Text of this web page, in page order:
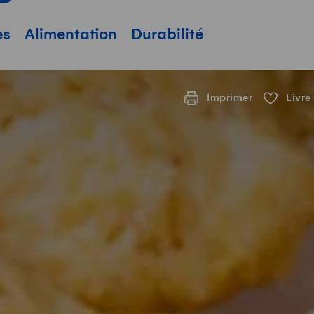
Alimentation Durabilité
Imprimer Livre